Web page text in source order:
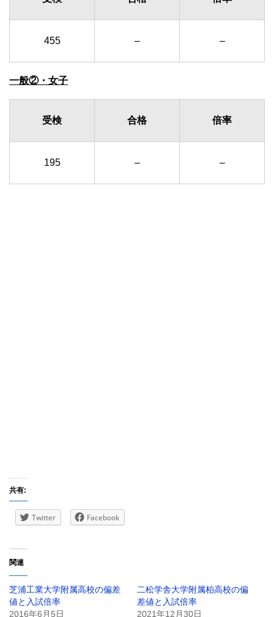
455 – –
一般②・女子
受検 合格 倍率
195 – –
共有:
Twitter Facebook
関連
芝浦工業大学附属高校の偏差
値と入試倍率
2016年6月5日
二松学舎大学附属柏高校の偏
差値と入試倍率
2021年12月30日